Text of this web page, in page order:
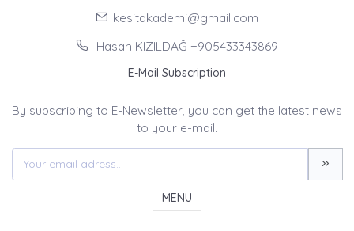
kesitakademi@gmail.com
Hasan KIZILDAĞ +905433343869
E-Mail Subscription
By subscribing to E-Newsletter, you can get the latest news
to your e-mail.
MENU